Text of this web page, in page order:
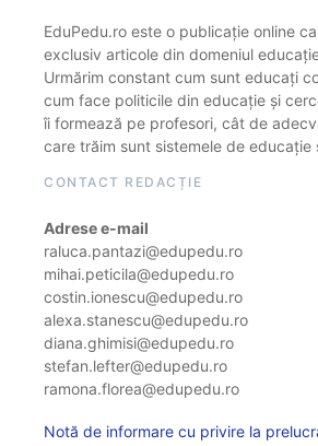
EduPedu.ro este o publicație online
exclusiv articole din domeniul
Urmărim constant cum sunt educați
cum face politicile din educație și
îi formează pe profesori, cât de
care trăim sunt sistemele de educație
CONTACT REDACȚIE
Adrese e-mail
raluca.pantazi@edupedu.ro
mihai.peticila@edupedu.ro
costin.ionescu@edupedu.ro
alexa.stanescu@edupedu.ro
diana.ghimisi@edupedu.ro
stefan.lefter@edupedu.ro
ramona.florea@edupedu.ro
Notă de informare cu privire la